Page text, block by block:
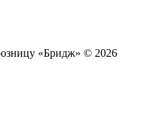
«Бридж» © 2026